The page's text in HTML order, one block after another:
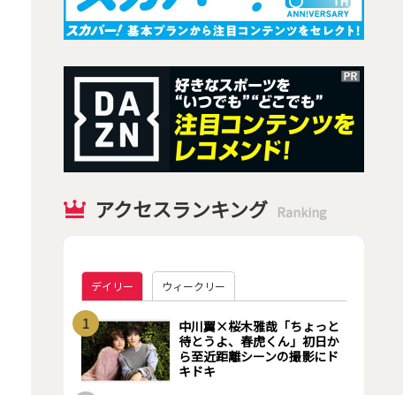
アクセスランキング Ranking
デイリー ウィークリー
1
中川翼×桜木雅哉「ちょっと
待とうよ、春虎くん」初日か
ら至近距離シーンの撮影にド
キドキ